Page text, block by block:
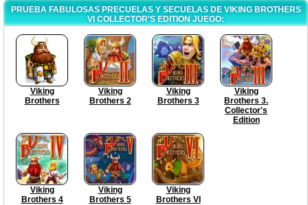
PRUEBA FABULOSAS PRECUELAS Y SECUELAS DE VIKING BROTHERS
VI COLLECTOR'S EDITION JUEGO:
Viking
Brothers
Viking
Brothers 2
Viking
Brothers 3
Viking
Brothers 3.
Collector's
Edition
Viking
Brothers 4
Viking
Brothers 5
Viking
Brothers VI